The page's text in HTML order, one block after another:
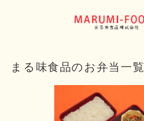
まる味食品のお弁当一覧